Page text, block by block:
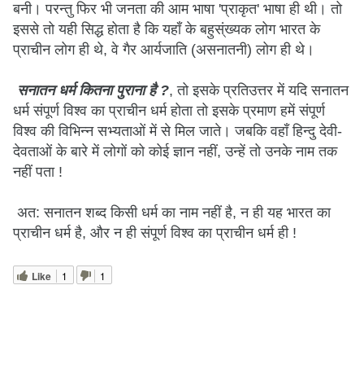
बनी। परन्तु फिर भी जनता की आम भाषा 'प्राकृत' भाषा ही थी। तो
इससे तो यही सिद्ध होता है कि यहाँ के बहुस्ंख्यक लोग भारत के
प्राचीन लोग ही थे, वे गैर आर्यजाति (असनातनी) लोग ही थे।
सनातन धर्म कितना पुराना है ?, तो इसके प्रतिउत्तर में यदि सनातन
धर्म संपूर्ण विश्व का प्राचीन धर्म होता तो इसके प्रमाण हमें संपूर्ण
विश्व की विभिन्न सभ्यताओं में से मिल जाते। जबकि वहाँ हिन्दु देवी-
देवताओं के बारे में लोगों को कोई ज्ञान नहीं, उन्हें तो उनके नाम तक
नहीं पता !
अत: सनातन शब्द किसी धर्म का नाम नहीं है, न ही यह भारत का
प्राचीन धर्म है, और न ही संपूर्ण विश्व का प्राचीन धर्म ही !
Like 1 1